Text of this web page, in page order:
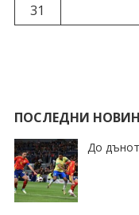
31
ПОСЛЕДНИ
До